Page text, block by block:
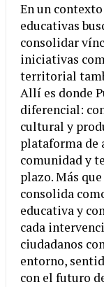
En un
educativas
consolidar
iniciativas
territorial
Allí es donde
diferencial:
cultural y
plataforma de
comunidad y
plazo. Más
consolida
educativa y
cada
ciudadanos
entorno,
con el futuro